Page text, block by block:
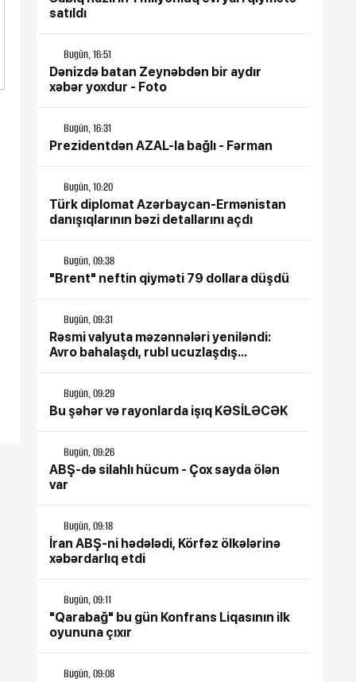
satıldı
Bugün, 16:51
Dənizdə batan Zeynəbdən bir aydır
xəbər yoxdur - Foto
Bugün, 16:31
Prezidentdən AZAL-la bağlı - Fərman
Bugün, 10:20
Türk diplomat Azərbaycan-Ermənistan
danışıqlarının bəzi detallarını açdı
Bugün, 09:38
"Brent" neftin qiyməti 79 dollara düşdü
Bugün, 09:31
Rəsmi valyuta məzənnələri yeniləndi:
Avro bahalaşdı, rubl ucuzlaşdış...
Bugün, 09:29
Bu şəhər və rayonlarda işıq KƏSİLƏCƏK
Bugün, 09:26
ABŞ-də silahlı hücum - Çox sayda ölən
var
Bugün, 09:18
İran ABŞ-ni hədələdi, Körfəz ölkələrinə
xəbərdarlıq etdi
Bugün, 09:11
"Qarabağ" bu gün Konfrans Liqasının ilk
oyununa çıxır
Bugün, 09:08